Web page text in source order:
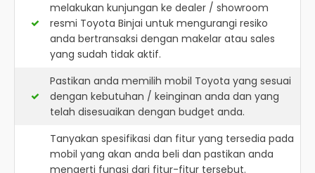
melakukan kunjungan ke dealer / showroom
resmi Toyota Binjai untuk mengurangi resiko
anda bertransaksi dengan makelar atau sales
yang sudah tidak aktif.
Pastikan anda memilih mobil Toyota yang sesuai
dengan kebutuhan / keinginan anda dan yang
telah disesuaikan dengan budget anda.
Tanyakan spesifikasi dan fitur yang tersedia pada
mobil yang akan anda beli dan pastikan anda
mengerti fungsi dari fitur-fitur tersebut.